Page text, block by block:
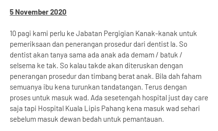
5 November 2020
10 pagi kami perlu ke Jabatan Pergigian Kanak-kanak untuk
pemeriksaan dan penerangan prosedur dari dentist la. So
dentist akan tanya sama ada anak ada demam / batuk /
selsema ke tak. So kalau takde akan diteruskan dengan
penerangan prosedur dan timbang berat anak. Bila dah faham
semuanya ibu kena turunkan tandatangan. Terus dengan
proses untuk masuk wad. Ada sesetengah hospital just day care
saja tapi Hospital Kuala Lipis Pahang kena masuk wad sehari
sebelum masuk dewan bedah untuk pemantauan.